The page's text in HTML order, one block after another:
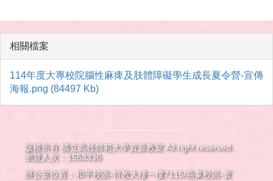
相關檔案
114年度大專校院腦性麻痺及肢體障礙學生成長夏令營-宣傳
海報.png (84497 Kb)
版權所有 國立高雄師範大學資源教室 All right reserved.
瀏覽人次：1553336
辦公室位置：和平校區-特教大樓一樓7115/燕巢校區-寰